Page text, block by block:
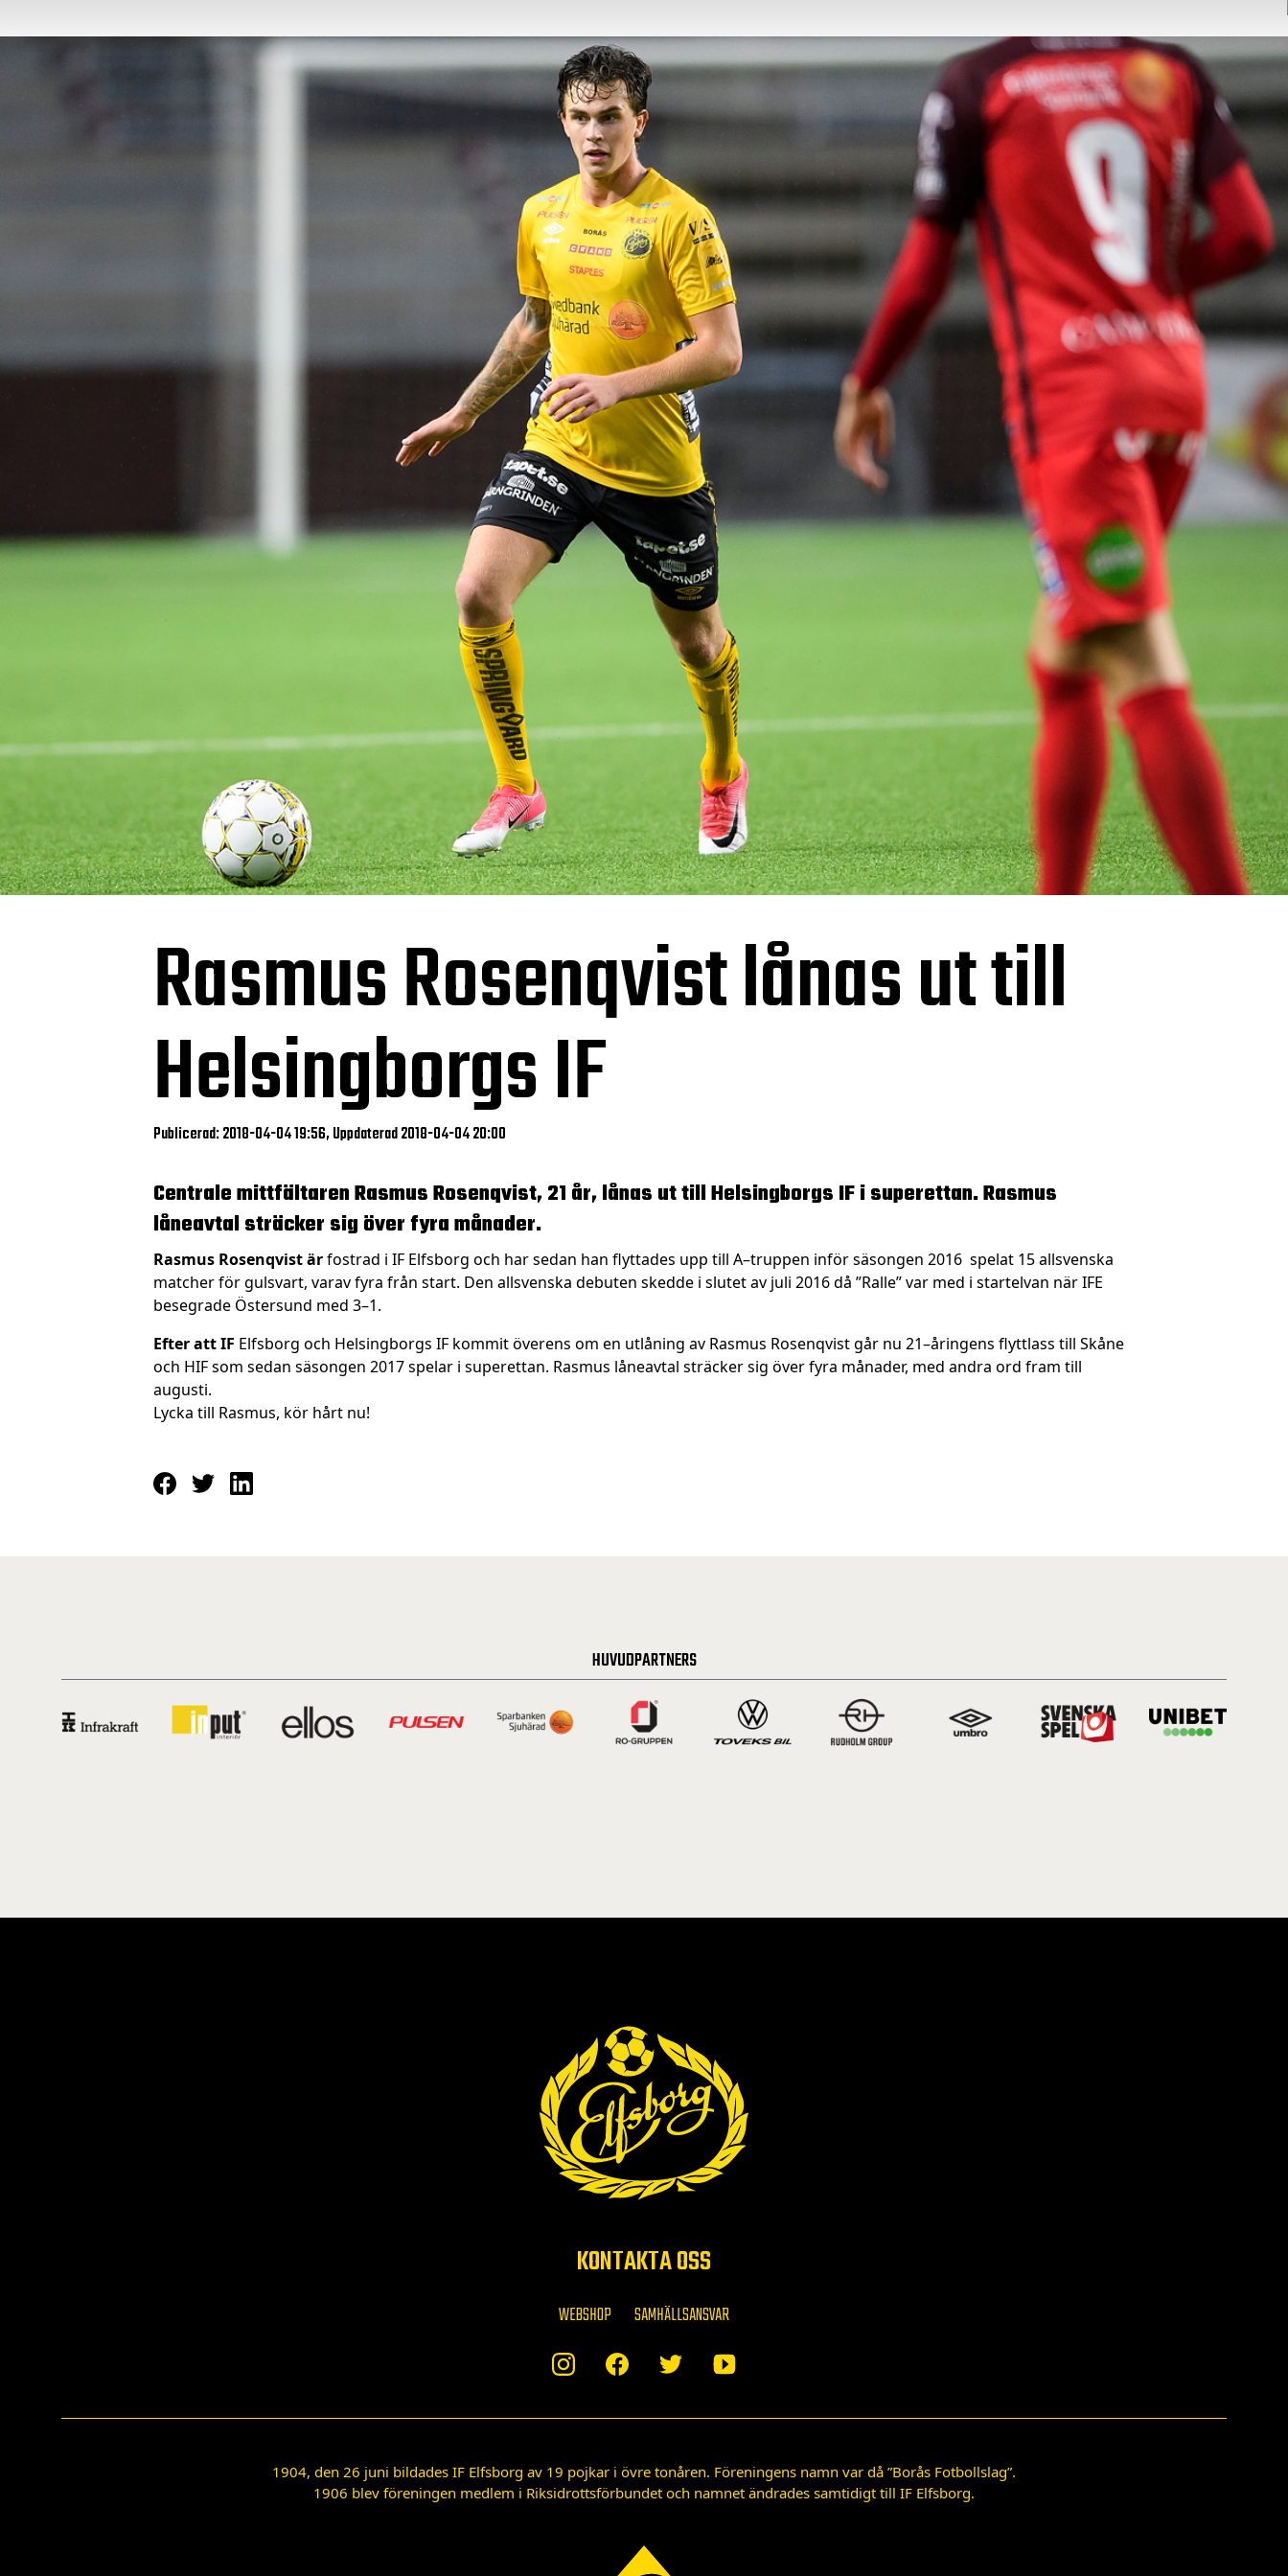
Rasmus Rosenqvist lånas ut till
Helsingborgs IF
Publicerad: 2018-04-04 19:56, Uppdaterad 2018-04-04 20:00
Centrale mittfältaren Rasmus Rosenqvist, 21 år, lånas ut till Helsingborgs IF i superettan.Rasmus
låneavtal sträcker sig över fyra månader.
Rasmus Rosenqvist ärfostrad i IF Elfsborg och har sedan han flyttades upp till A–truppen inför säsongen 2016 spelat 15 allsvenska
matcher för gulsvart, varav fyra från start. Den allsvenska debuten skedde i slutet av juli 2016 då ”Ralle” var med i startelvan när IFE
besegrade Östersund med 3–1.
Efter att IF Elfsborg och Helsingborgs IF kommit överens om en utlåning av Rasmus Rosenqvist går nu 21–åringens flyttlass till Skåne
och HIF som sedan säsongen 2017 spelar i superettan. Rasmus låneavtal sträcker sig över fyra månader, med andra ord fram till
augusti.
Lycka till Rasmus, kör hårt nu!
HUVUDPARTNERS
KONTAKTA OSS
WEBSHOP SAMHÄLLSANSVAR
1904, den 26 juni bildades IF Elfsborg av 19 pojkar i övre tonåren. Föreningens namn var då ”Borås Fotbollslag”.
1906 blev föreningen medlem i Riksidrottsförbundet och namnet ändrades samtidigt till IF Elfsborg.